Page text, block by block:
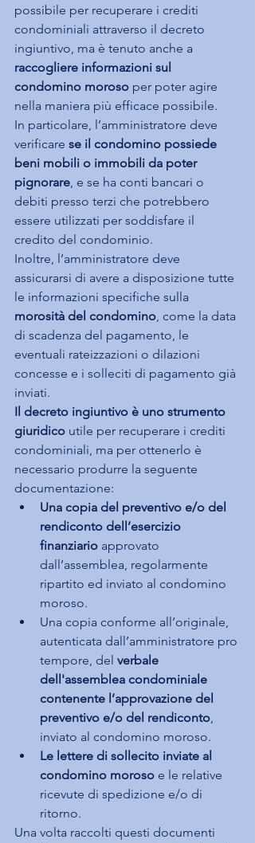
possibile per recuperare i crediti
condominiali attraverso il decreto
ingiuntivo, ma è tenuto anche a
raccogliere informazioni sul
condomino moroso per poter agire
nella maniera più efficace possibile.
In particolare, l’amministratore deve
verificare se il condomino possiede
beni mobili o immobili da poter
pignorare, e se ha conti bancari o
debiti presso terzi che potrebbero
essere utilizzati per soddisfare il
credito del condominio.
Inoltre, l’amministratore deve
assicurarsi di avere a disposizione tutte
le informazioni specifiche sulla
morosità del condomino, come la data
di scadenza del pagamento, le
eventuali rateizzazioni o dilazioni
concesse e i solleciti di pagamento già
inviati.
Il decreto ingiuntivo è uno strumento
giuridico utile per recuperare i crediti
condominiali, ma per ottenerlo è
necessario produrre la seguente
documentazione:
Una copia del preventivo e/o del
rendiconto dell’esercizio
finanziario approvato
dall’assemblea, regolarmente
ripartito ed inviato al condomino
moroso.
Una copia conforme all’originale,
autenticata dall’amministratore pro
tempore, del verbale
dell'assemblea condominiale
contenente l’approvazione del
preventivo e/o del rendiconto,
inviato al condomino moroso.
Le lettere di sollecito inviate al
condomino moroso e le relative
ricevute di spedizione e/o di
ritorno.
Una volta raccolti questi documenti